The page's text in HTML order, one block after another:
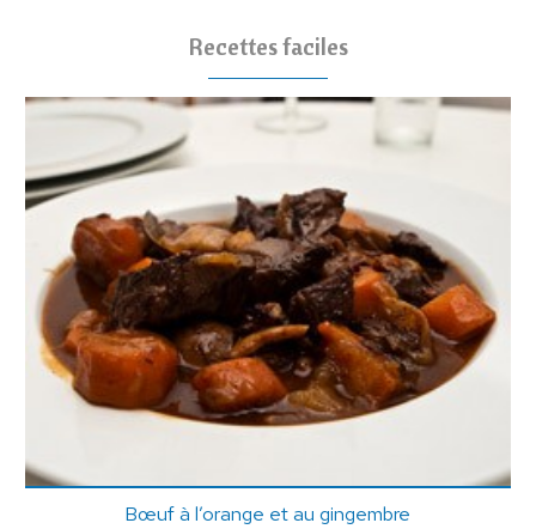
Recettes faciles
Bœuf à l’orange et au gingembre